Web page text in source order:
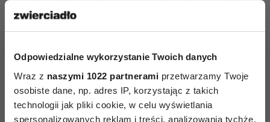
Odpowiedzialne wykorzystanie Twoich danych
Wraz z naszymi 1022 partnerami przetwarzamy Twoje
osobiste dane, np. adres IP, korzystając z takich
technologii jak pliki cookie, w celu wyświetlania
spersonalizowanych reklam i treści, analizowania tychże,